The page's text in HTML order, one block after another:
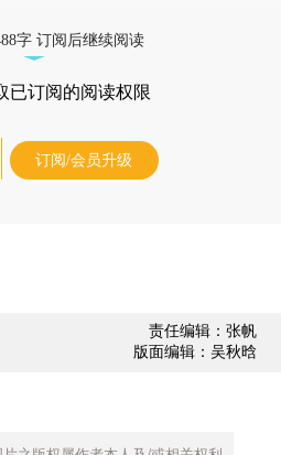
字 订阅后继续阅读
已订阅的阅读权限
订阅/会员升级
责任编辑：张帆
版面编辑：吴秋晗